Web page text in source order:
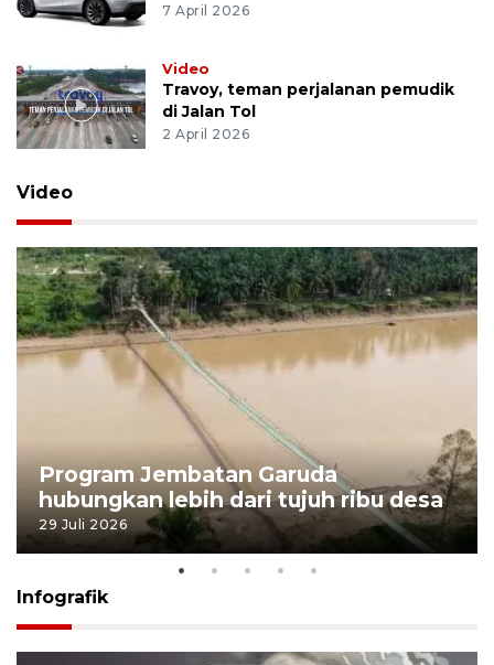
7 April 2026
Video
Travoy, teman perjalanan pemudik
di Jalan Tol
2 April 2026
Video
Program Jembatan Garuda
hubungkan lebih dari tujuh ribu desa
29 Juli 2026
Infografik